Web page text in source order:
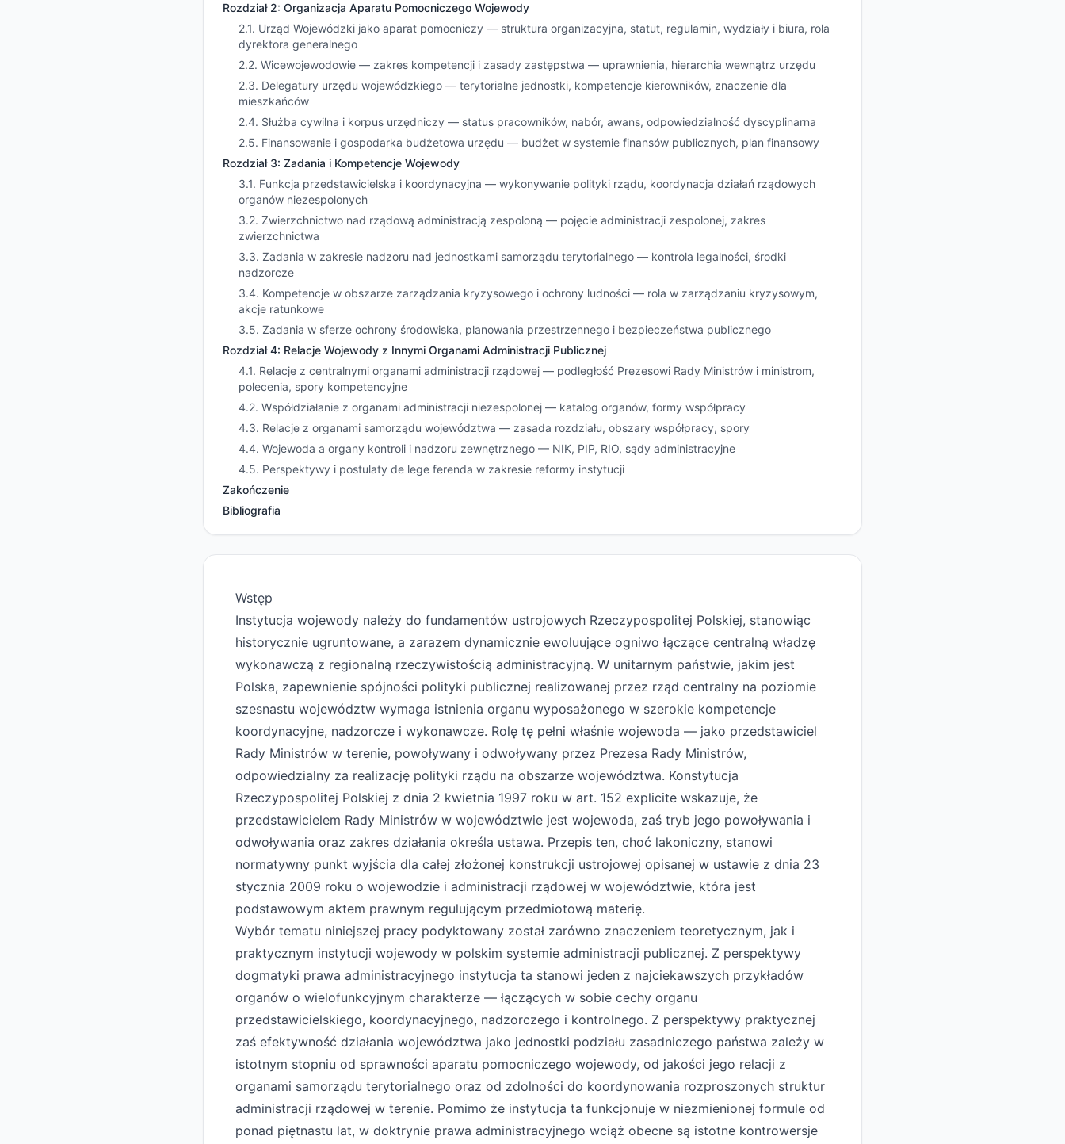
Rozdział 2: Organizacja Aparatu Pomocniczego Wojewody
2.1. Urząd Wojewódzki jako aparat pomocniczy — struktura organizacyjna, statut, regulamin, wydziały i biura, rola
dyrektora generalnego
2.2. Wicewojewodowie — zakres kompetencji i zasady zastępstwa — uprawnienia, hierarchia wewnątrz urzędu
2.3. Delegatury urzędu wojewódzkiego — terytorialne jednostki, kompetencje kierowników, znaczenie dla
mieszkańców
2.4. Służba cywilna i korpus urzędniczy — status pracowników, nabór, awans, odpowiedzialność dyscyplinarna
2.5. Finansowanie i gospodarka budżetowa urzędu — budżet w systemie finansów publicznych, plan finansowy
Rozdział 3: Zadania i Kompetencje Wojewody
3.1. Funkcja przedstawicielska i koordynacyjna — wykonywanie polityki rządu, koordynacja działań rządowych
organów niezespolonych
3.2. Zwierzchnictwo nad rządową administracją zespoloną — pojęcie administracji zespolonej, zakres
zwierzchnictwa
3.3. Zadania w zakresie nadzoru nad jednostkami samorządu terytorialnego — kontrola legalności, środki
nadzorcze
3.4. Kompetencje w obszarze zarządzania kryzysowego i ochrony ludności — rola w zarządzaniu kryzysowym,
akcje ratunkowe
3.5. Zadania w sferze ochrony środowiska, planowania przestrzennego i bezpieczeństwa publicznego
Rozdział 4: Relacje Wojewody z Innymi Organami Administracji Publicznej
4.1. Relacje z centralnymi organami administracji rządowej — podległość Prezesowi Rady Ministrów i ministrom,
polecenia, spory kompetencyjne
4.2. Współdziałanie z organami administracji niezespolonej — katalog organów, formy współpracy
4.3. Relacje z organami samorządu województwa — zasada rozdziału, obszary współpracy, spory
4.4. Wojewoda a organy kontroli i nadzoru zewnętrznego — NIK, PIP, RIO, sądy administracyjne
4.5. Perspektywy i postulaty de lege ferenda w zakresie reformy instytucji
Zakończenie
Bibliografia
Wstęp
Instytucja wojewody należy do fundamentów ustrojowych Rzeczypospolitej Polskiej, stanowiąc
historycznie ugruntowane, a zarazem dynamicznie ewoluujące ogniwo łączące centralną władzę
wykonawczą z regionalną rzeczywistością administracyjną. W unitarnym państwie, jakim jest
Polska, zapewnienie spójności polityki publicznej realizowanej przez rząd centralny na poziomie
szesnastu województw wymaga istnienia organu wyposażonego w szerokie kompetencje
koordynacyjne, nadzorcze i wykonawcze. Rolę tę pełni właśnie wojewoda — jako przedstawiciel
Rady Ministrów w terenie, powoływany i odwoływany przez Prezesa Rady Ministrów,
odpowiedzialny za realizację polityki rządu na obszarze województwa. Konstytucja
Rzeczypospolitej Polskiej z dnia 2 kwietnia 1997 roku w art. 152 explicite wskazuje, że
przedstawicielem Rady Ministrów w województwie jest wojewoda, zaś tryb jego powoływania i
odwoływania oraz zakres działania określa ustawa. Przepis ten, choć lakoniczny, stanowi
normatywny punkt wyjścia dla całej złożonej konstrukcji ustrojowej opisanej w ustawie z dnia 23
stycznia 2009 roku o wojewodzie i administracji rządowej w województwie, która jest
podstawowym aktem prawnym regulującym przedmiotową materię.
Wybór tematu niniejszej pracy podyktowany został zarówno znaczeniem teoretycznym, jak i
praktycznym instytucji wojewody w polskim systemie administracji publicznej. Z perspektywy
dogmatyki prawa administracyjnego instytucja ta stanowi jeden z najciekawszych przykładów
organów o wielofunkcyjnym charakterze — łączących w sobie cechy organu
przedstawicielskiego, koordynacyjnego, nadzorczego i kontrolnego. Z perspektywy praktycznej
zaś efektywność działania województwa jako jednostki podziału zasadniczego państwa zależy w
istotnym stopniu od sprawności aparatu pomocniczego wojewody, od jakości jego relacji z
organami samorządu terytorialnego oraz od zdolności do koordynowania rozproszonych struktur
administracji rządowej w terenie. Pomimo że instytucja ta funkcjonuje w niezmienionej formule od
ponad piętnastu lat, w doktrynie prawa administracyjnego wciąż obecne są istotne kontrowersje